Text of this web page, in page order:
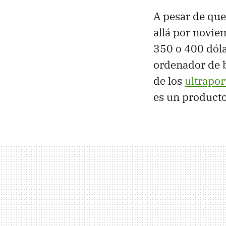
A pesar de
allá por
350 o 400
ordenador de
de los
es un